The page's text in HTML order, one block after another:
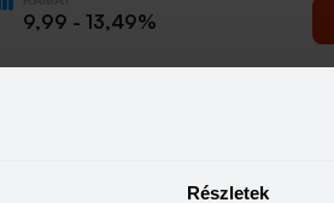
Részletek
9,99 - 13,49%